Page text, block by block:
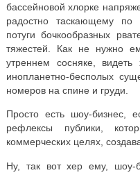
бассейновой хлорке
радостно таскающему по
потуги бочкообразных
тяжестей. Как не нужно
утреннем сосняке,
инопланетно-бесполых
номеров на спине и груди.
Просто есть шоу-бизнес,
рефлексы публики,
коммерческих целях,
Ну, так вот хер ему, шоу-